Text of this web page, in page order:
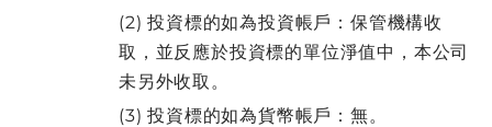
(2) 投資標的如為投資帳戶：保管機構收
取，並反應於投資標的單位淨值中，本公司
未另外收取。
(3) 投資標的如為貨幣帳戶：無。